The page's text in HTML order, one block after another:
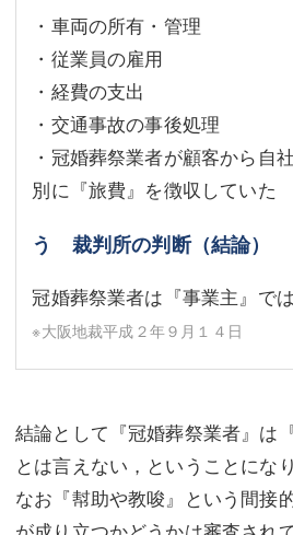
・車両の所有・管理
・従業員の雇用
・経費の支出
・交通事故の事後処理
・冠婚葬祭業者が顧客から自
別に『旅費』を徴収していた
う 裁判所の判断（結論）
冠婚葬祭業者は『事業主』で
※大阪地裁平成２年９月１４日
結論として『冠婚葬祭業者』は
とは言えない，ということにな
なお『幇助や教唆』という間接